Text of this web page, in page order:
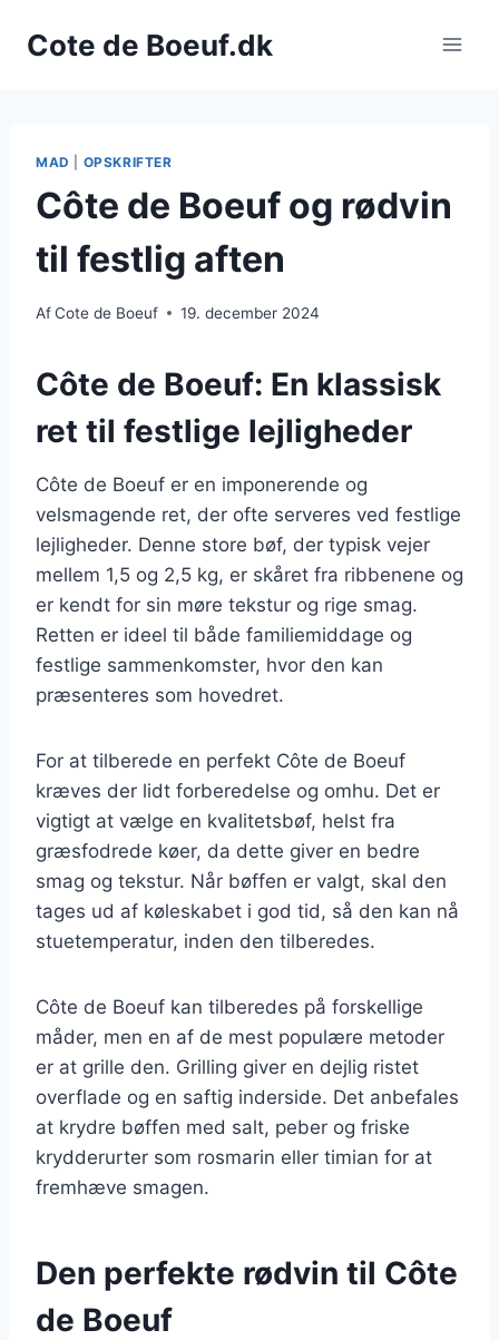
Cote de Boeuf.dk
MAD OPSKRIFTER
Côte de Boeuf og rødvin
til festlig aften
AfCote de Boeuf 19. december 2024
Côte de Boeuf: En klassisk
ret til festlige lejligheder
Côte de Boeuf er en imponerende og
velsmagende ret, der ofte serveres ved festlige
lejligheder. Denne store bøf, der typisk vejer
mellem 1,5 og 2,5 kg, er skåret fra ribbenene og
er kendt for sin møre tekstur og rige smag.
Retten er ideel til både familiemiddage og
festlige sammenkomster, hvor den kan
præsenteres som hovedret.
For at tilberede en perfekt Côte de Boeuf
kræves der lidt forberedelse og omhu. Det er
vigtigt at vælge en kvalitetsbøf, helst fra
græsfodrede køer, da dette giver en bedre
smag og tekstur. Når bøffen er valgt, skal den
tages ud af køleskabet i god tid, så den kan nå
stuetemperatur, inden den tilberedes.
Côte de Boeuf kan tilberedes på forskellige
måder, men en af de mest populære metoder
er at grille den. Grilling giver en dejlig ristet
overflade og en saftig inderside. Det anbefales
at krydre bøffen med salt, peber og friske
krydderurter som rosmarin eller timian for at
fremhæve smagen.
Den perfekte rødvin til Côte
de Boeuf